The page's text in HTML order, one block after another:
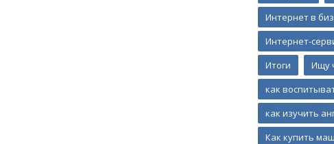
Интернет в
Интернет-
Итоги
Ищу
как
как изучить
Как купить